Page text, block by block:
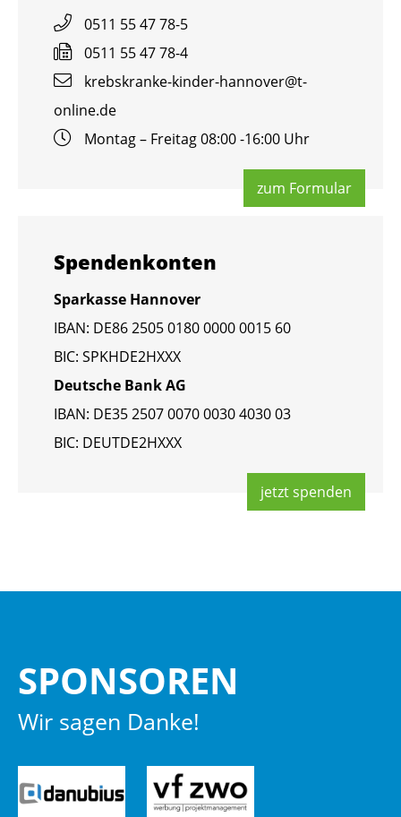
0511 55 47 78-5
0511 55 47 78-4
krebs­kran­ke-kin­der-han­no­ver@​t-​
online.​de
Mon­tag – Frei­tag 08:00 -16:00 Uhr
zum For­mu­lar
Spen­den­kon­ten
Spar­kas­se Han­no­ver
IBAN: DE86 2505 0180 0000 0015 60
BIC: SPKHDE2HXXX
Deut­sche Bank AG
IBAN: DE35 2507 0070 0030 4030 03
BIC: DEUT­DE2HXXX
jetzt spen­den
SPON­SO­REN
Wir sagen Danke!